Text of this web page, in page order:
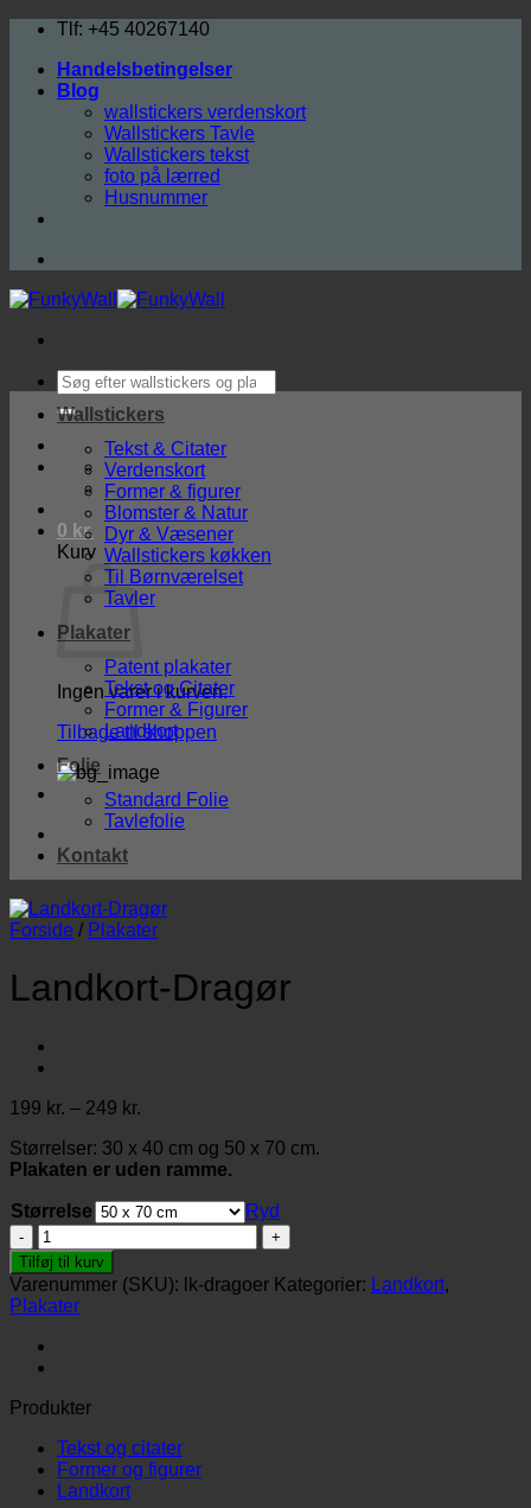
Fortsæt
indhold
Tlf: +45 40267140
Handelsbetingelser
Blog
wallstickers verdenskort
Wallstickers Tavle
Wallstickers tekst
foto på lærred
Husnummer
Søg
efter:
0 kr.
Kurv
Ingen varer i kurven.
Tilbage til shoppen
Wallstickers
Tekst & Citater
Verdenskort
Former & figurer
Blomster & Natur
Dyr & Væsener
Wallstickers køkken
Til Børnværelset
Tavler
Plakater
Patent plakater
Tekst og Citater
Former & Figurer
Landkort
Folie
Standard Folie
Tavlefolie
Kontakt
Forside / Plakater
Landkort-Dragør
199 kr. – 249 kr.
til
249 kr.
Størrelser: 30 x 40 cm og 50 x 70 cm.
Plakaten er uden ramme.
Størrelse
Ryd
Landkort-
Dragør
antal
Tilføj til kurv
Varenummer (SKU): lk-dragoer Kategorier: Landkort,
Plakater
Produkter
Tekst og citater
Former og figurer
Landkort